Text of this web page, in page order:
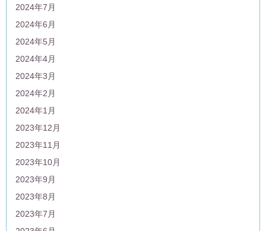
2024年7月
2024年6月
2024年5月
2024年4月
2024年3月
2024年2月
2024年1月
2023年12月
2023年11月
2023年10月
2023年9月
2023年8月
2023年7月